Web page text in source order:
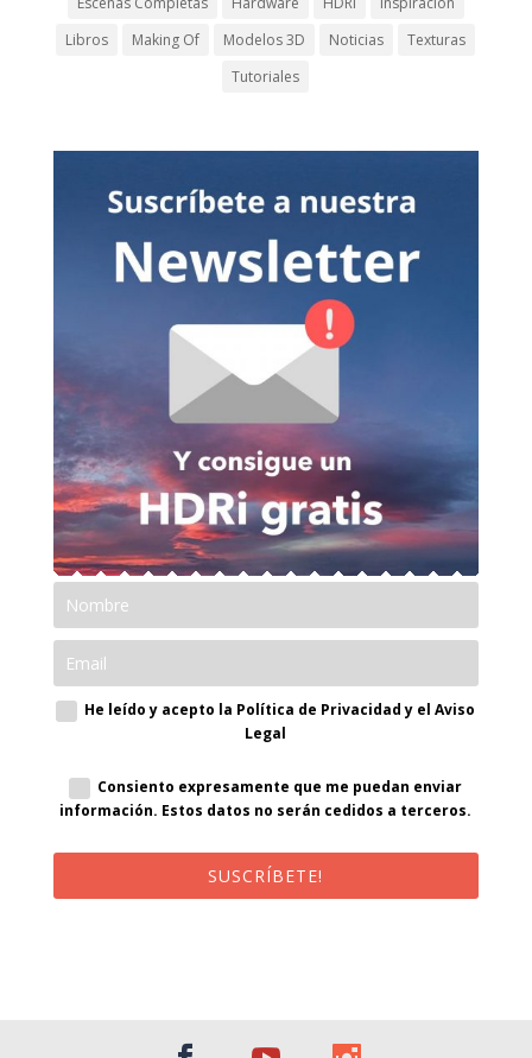
Libros
Making Of Modelos 3D Noticias
Texturas
Tutoriales
He leído y acepto la Política de Privacidad y el Aviso
Legal
Consiento expresamente que me puedan enviar
información. Estos datos no serán cedidos a terceros.
SUSCRÍBETE!